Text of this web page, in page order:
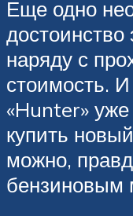
Еще одно
достоинство
наряду с
стоимость.
«Hunter»
купить
можно,
бензиновым